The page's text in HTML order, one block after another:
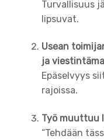
Turvallisuus
lipsuvat.
Usean
ja
Epäselvyys
rajoissa.
Työ muuttuu
“Tehdään